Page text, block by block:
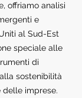
offriamo analisi
e
al Sud-Est
speciale alle
di
sostenibilità
imprese.